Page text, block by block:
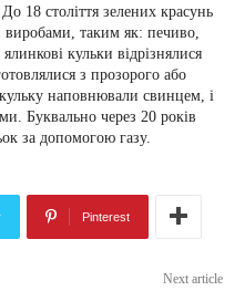
18 століття зелених красунь
таким як: печиво,
кульки відрізнялися
з прозорого або
кульку наповнювали свинцем, і
Буквально через 20 років
за допомогою газу.
Pinterest
Next article